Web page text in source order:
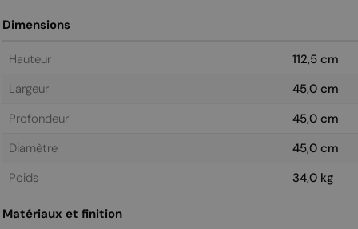
Dimensions
Hauteur
112,5 cm
Largeur
45,0 cm
Profondeur
45,0 cm
Diamètre
45,0 cm
Poids
34,0 kg
Matériaux et finition